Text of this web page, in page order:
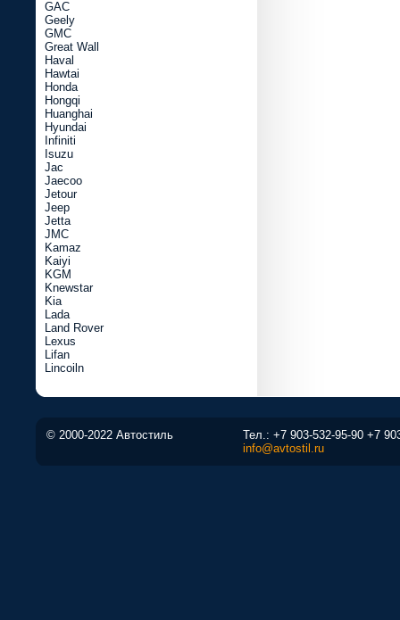
GAC
Geely
GMC
Great Wall
Haval
Hawtai
Honda
Hongqi
Huanghai
Hyundai
Infiniti
Isuzu
Jac
Jaecoo
Jetour
Jeep
Jetta
JMC
Kamaz
Kaiyi
KGM
Knewstar
Kia
Lada
Land Rover
Lexus
Lifan
Lincoiln
© 2000-2022 Автостиль Тел.: +7 903-532-95-90 +7
info@avtostil.ru